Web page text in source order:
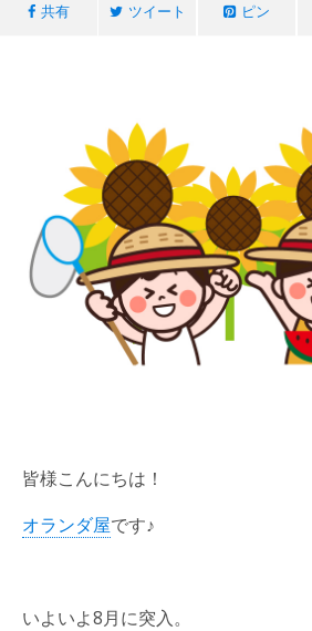
共有 ツイート ピン
皆様こんにちは！
オランダ屋です♪
いよいよ8月に突入。